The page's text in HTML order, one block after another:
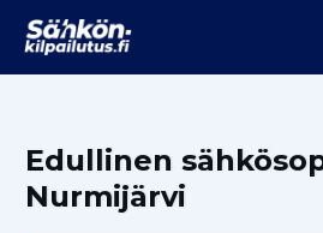
Edullinen
Nurmijärvi